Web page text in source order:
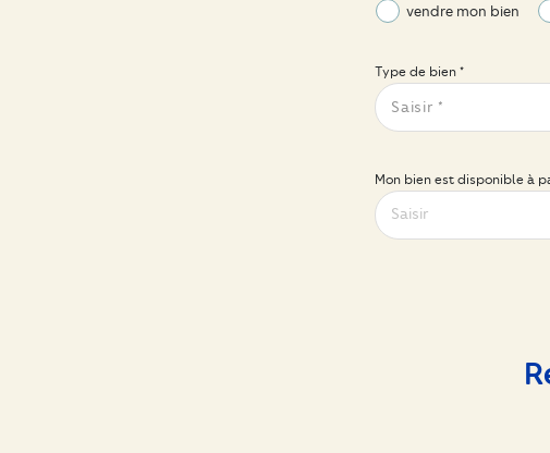
vendre mon bien
Type de bien *
Saisir *
Mon bien est disponible à